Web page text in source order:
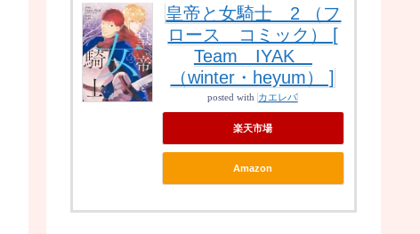
皇帝と女騎士 2 （フ
ロース コミック） [
Team IYAK
（winter・heyum） ]
posted with カエレバ
楽天市場
Amazon